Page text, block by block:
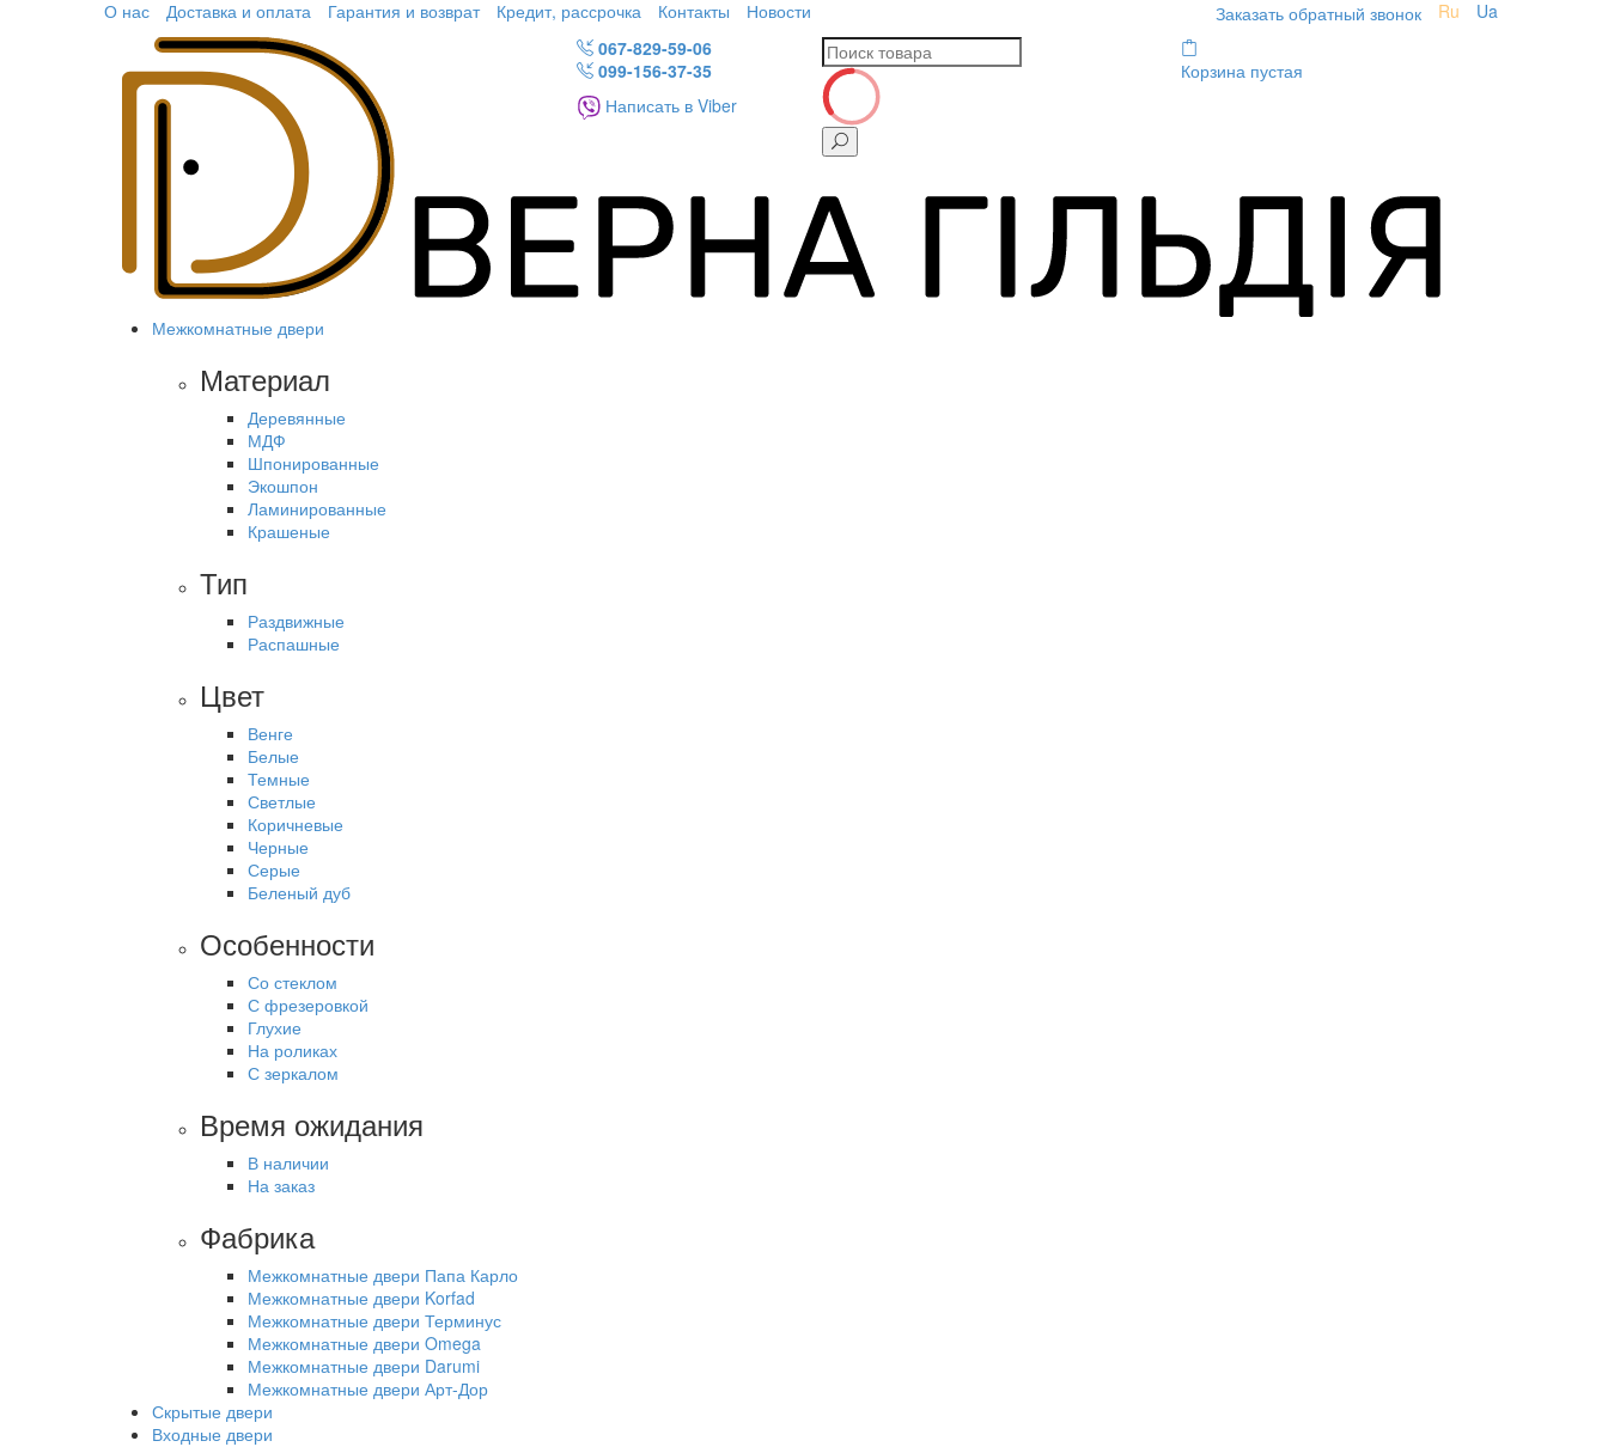
О нас Доставка и оплата Гарантия и возврат Кредит, рассрочка Контакты Новости Заказать обратный звонок Ru
Ua
067-829-59-06
099-156-37-35
Написать в Viber
Корзина пустая
Межкомнатные двери
Материал
Деревянные
МДФ
Шпонированные
Экошпон
Ламинированные
Крашеные
Тип
Раздвижные
Распашные
Цвет
Венге
Белые
Темные
Светлые
Коричневые
Черные
Серые
Беленый дуб
Особенности
Со стеклом
С фрезеровкой
Глухие
На роликах
С зеркалом
Время ожидания
В наличии
На заказ
Фабрика
Межкомнатные двери Папа Карло
Межкомнатные двери Korfad
Межкомнатные двери Терминус
Межкомнатные двери Omega
Межкомнатные двери Darumi
Межкомнатные двери Арт-Дор
Скрытые двери
Входные двери